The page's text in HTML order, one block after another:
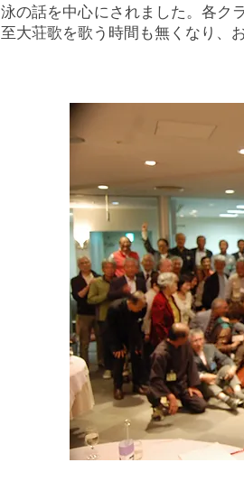
泳の話を中心にされました。各ク
至大荘歌を歌う時間も無くなり、